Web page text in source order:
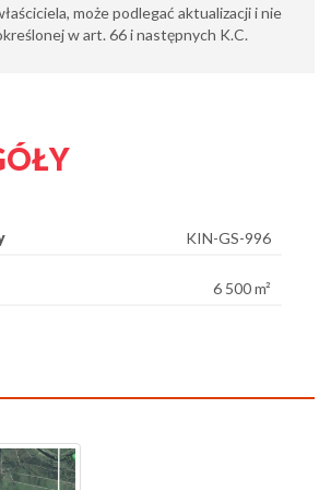
może podlegać aktualizacji i nie
w art. 66 i następnych K.C.
KIN-GS-996
6 500 m²